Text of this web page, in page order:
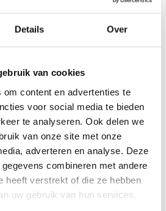
Details Over
van cookies
om content en advertenties te
voor social media te bieden
te analyseren. Ook delen we
van onze site met onze
adverteren en analyse. Deze
combineren met andere
heeft verstrekt of die ze hebben
uw gebruik van hun services.